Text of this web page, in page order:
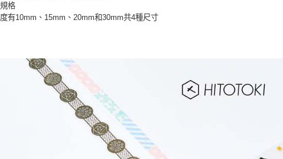
格
有10mm、15mm、20mm和30mm共4種尺寸